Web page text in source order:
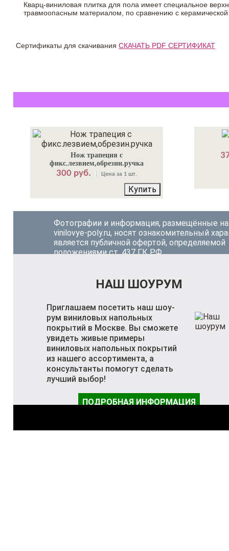
Кварц-виниловая плитка для пола имеет специальное
травмоопасным материалом, по сравнению с
Сертификаты для скачивания СКАЧАТЬ PDF СЕРТИФИКАТ
Нож трапеция с
фикс.лезвием,обрезин.ручка
300 руб. Цена за 1 шт.
Купить
Фотографии и информация, размещённые на
vinilovye-poly.ru, носят ознакомительный
является публичной офертой, определяемой
положениями ст. 437 ГК РФ.
НАШ ШОУРУМ
Приглашаем посетить наш шоу-
рум виниловых напольных
покрытий в Москве. Вы сможете
увидеть живые примеры
виниловых напольных покрытий
из нашего ассортимента, а
консультанты помогут сделать
лучший выбор!
ПОДРОБНАЯ ИНФОРМАЦИЯ